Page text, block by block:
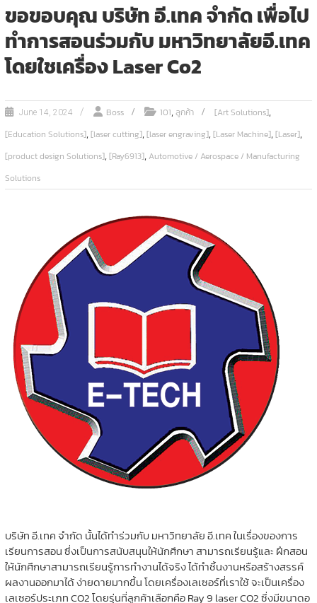
ขอขอบคุณ บริษัท อี.เทค จำกัด เพื่อไป
ทำการสอนร่วมกับ มหาวิทยาลัยอี.เทค
โดยใชเครื่อง Laser Co2
June 14, 2024 Boss 101,ลูกค้า [Art Solutions],
[Education Solutions],[laser cutting],[laser engraving],[Laser Machine],[Laser],
[product design Solutions],[Ray6913], Automotive / Aerospace / Manufacturing
Solutions
บริษัท อี.เทค จำกัด นั้นได้ทำร่วมกับ มหาวิทยาลัย อี.เทค ในเรื่องของการ
เรียนการสอน ซึ่งเป็นการสนับสนุนให้นักศึกษา สามารถเรียนรู้และ ฝึกสอน
ให้นักศึกษาสามารถเรียนรู้การทำงานได้จริง ได้ทำชิ้นงานหรือสร้างสรรค์
ผลงานออกมาได้ ง่ายดายมากขึ้น โดยเครื่องเลเซอร์ที่เราใช้ จะเป็นเครื่อง
เลเซอร์ประเภท CO2 โดยรุ่นที่ลูกค้าเลือกคือ Ray 9 laser CO2 ซึ่งมีขนาดอ